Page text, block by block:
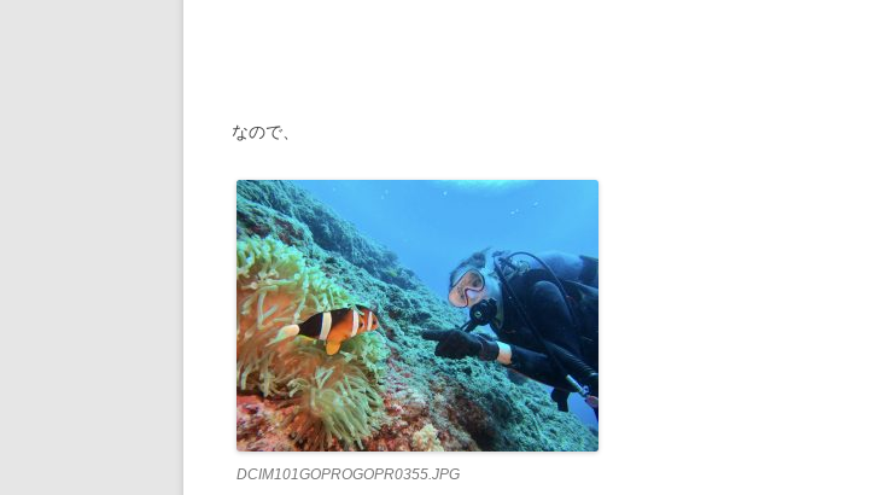
なので、
DCIM101GOPROGOPR0355.JPG